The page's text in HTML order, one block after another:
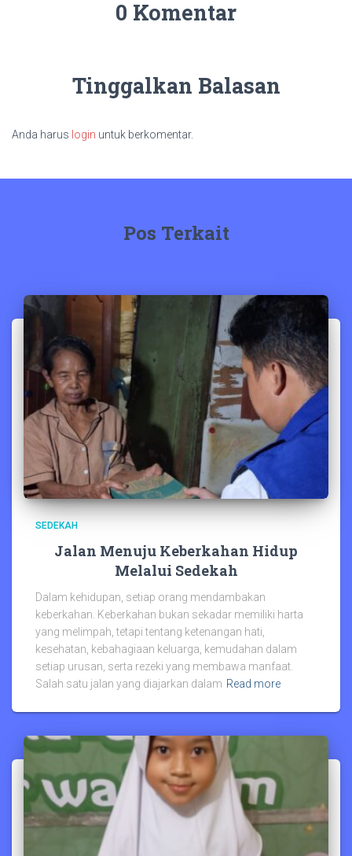
0 Komentar
Tinggalkan Balasan
Anda harus login untuk berkomentar.
Pos Terkait
SEDEKAH
Jalan Menuju Keberkahan Hidup
Melalui Sedekah
Dalam kehidupan, setiap orang mendambakan
keberkahan. Keberkahan bukan sekadar memiliki harta
yang melimpah, tetapi tentang ketenangan hati,
kesehatan, kebahagiaan keluarga, kemudahan dalam
setiap urusan, serta rezeki yang membawa manfaat.
Salah satu jalan yang diajarkan dalam Read more